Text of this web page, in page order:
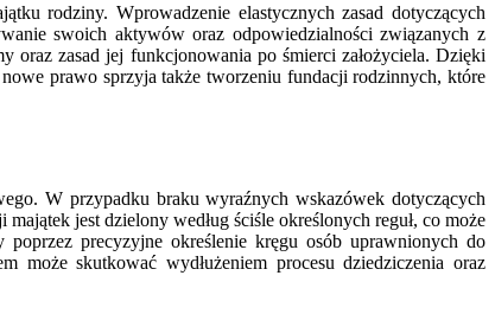
rodziny. Wprowadzenie elastycznych zasad dotyczących
swoich aktywów oraz odpowiedzialności związanych z
oraz zasad jej funkcjonowania po śmierci założyciela. Dzięki
prawo sprzyja także tworzeniu fundacji rodzinnych, które
W przypadku braku wyraźnych wskazówek dotyczących
jest dzielony według ściśle określonych reguł, co może
precyzyjne określenie kręgu osób uprawnionych do
może skutkować wydłużeniem procesu dziedziczenia oraz